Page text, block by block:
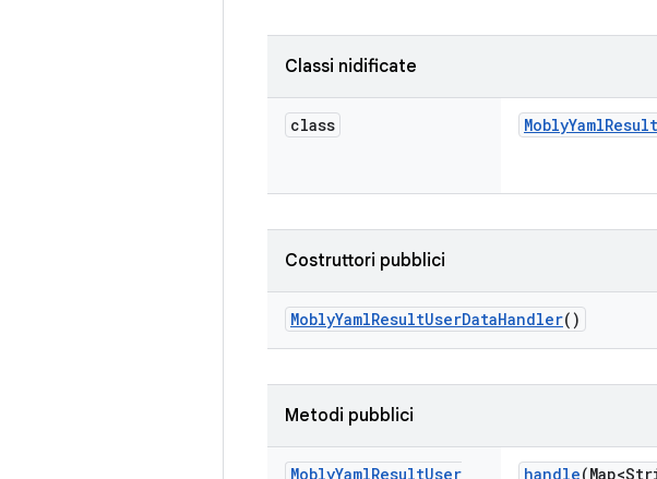
Classi nidificate
class MoblyYamlResult
Costruttori pubblici
MoblyYamlResultUserDataHandler()
Metodi pubblici
MoblyYamlResultUser
handle